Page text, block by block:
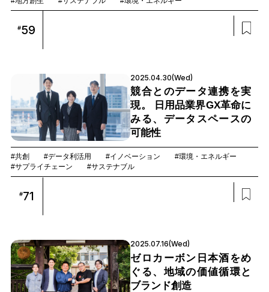
#59
2025.04.30(Wed)
競合とのデータ連携を実
現。 日用品業界GX革命に
みる、データスペースの
可能性
#共創 #データ利活用 #イノベーション
#環境・エネルギー
#サプライチェーン
#サステナブル
#71
2025.07.16(Wed)
ゼロカーボン日本酒をめ
ぐる、地域の価値循環と
ブランド創造